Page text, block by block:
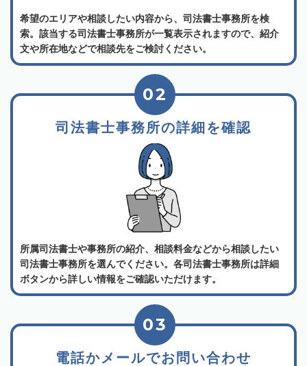
希望のエリアや相談したい内容から、司法書士事務所を検
索。該当する司法書士事務所が一覧表示されますので、紹介
文や所在地などで相談先をご検討ください。
司法書士事務所の詳細を確認
02
所属司法書士や事務所の紹介、相談料金などから相談したい
司法書士事務所を選んでください。各司法書士事務所は詳細
ボタンから詳しい情報をご確認いただけます。
電話かメールでお問い合わせ
03